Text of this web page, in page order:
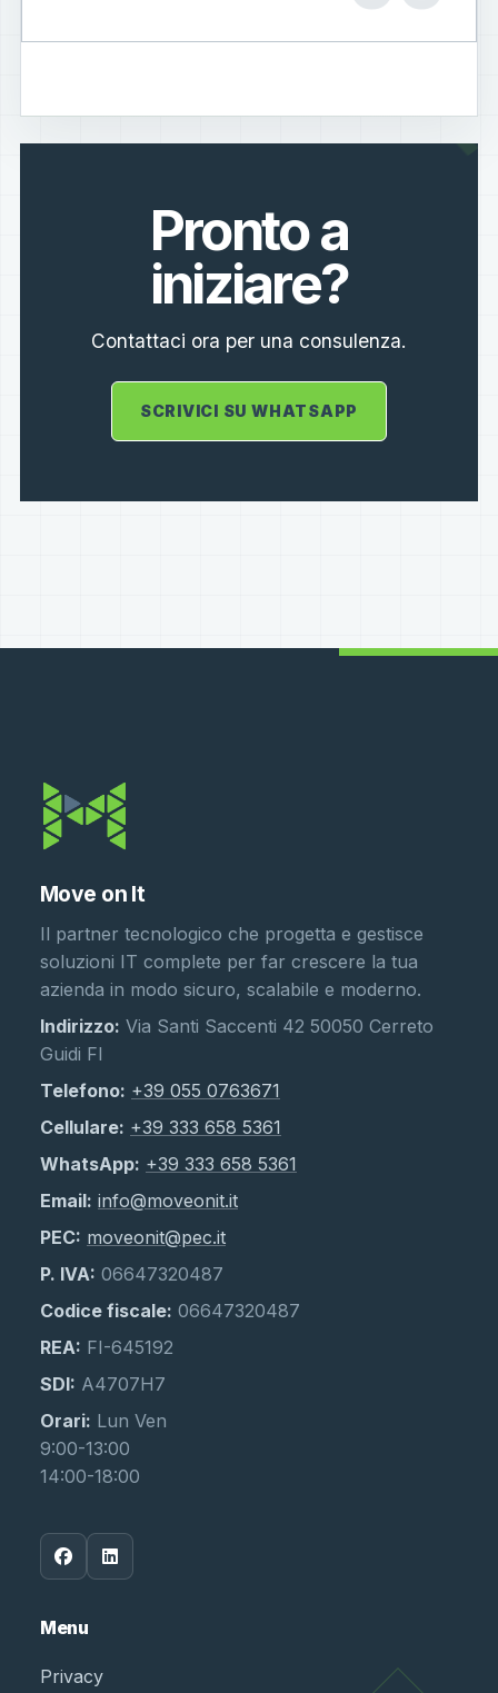
Pronto a
iniziare?
Contattaci ora per una consulenza.
SCRIVICI SU WHATSAPP
Move on It
Il partner tecnologico che progetta e gestisce
soluzioni IT complete per far crescere la tua
azienda in modo sicuro, scalabile e moderno.
Indirizzo: Via Santi Saccenti 42 50050 Cerreto
Guidi FI
Telefono: +39 055 0763671
Cellulare: +39 333 658 5361
WhatsApp: +39 333 658 5361
Email: info@moveonit.it
PEC: moveonit@pec.it
P. IVA: 06647320487
Codice fiscale: 06647320487
REA: FI-645192
SDI: A4707H7
Orari: Lun Ven
9:00-13:00
14:00-18:00
Menu
Privacy